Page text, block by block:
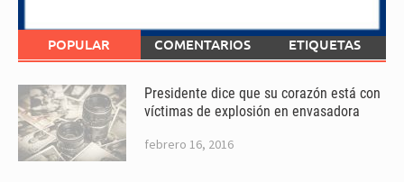
POPULAR COMENTARIOS ETIQUETAS
Presidente dice que su corazón está con
víctimas de explosión en envasadora
febrero 16, 2016